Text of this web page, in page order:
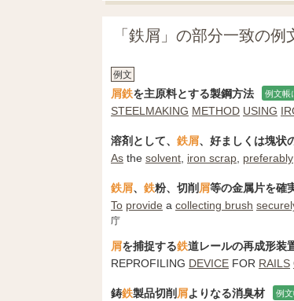
「鉄屑」の部分一致の例
例文
屑鉄を主原料とする製鋼方法 例文帳
STEELMAKING METHOD USING
溶剤として、 鉄屑、好ましくは塊状
As the solvent iron scrap preferably
鉄屑、 鉄粉、切削屑等の金属片を確
To provide a collecting brush
庁
屑を捕捉する鉄道レールの再成形装
REPROFILING DEVICE FOR RAILS
鋳鉄製品切削屑よりなる消臭材 例